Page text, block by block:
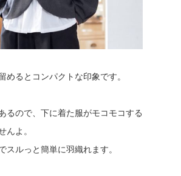
めるとコンパクトな印象です。
るので、下に着た服がモコモコする
んよ。
スルっと簡単に羽織れます。